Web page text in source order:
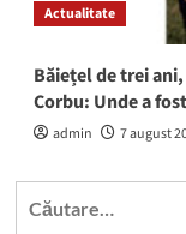
Actualitate
Băiețel de trei
Corbu: Unde a
admin 7 august
Caută